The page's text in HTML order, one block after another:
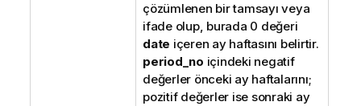
çözümlenen bir tamsayı veya
ifade olup, burada 0 değeri
date içeren ay haftasını belirtir.
period_no içindeki negatif
değerler önceki ay haftalarını;
pozitif değerler ise sonraki ay